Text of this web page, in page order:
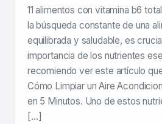
11 alimentos con vitamina b6
la búsqueda constante de una
equilibrada y saludable, es
importancia de los nutrientes
recomiendo ver este artículo
Cómo Limpiar un Aire
en 5 Minutos. Uno de estos
[…]